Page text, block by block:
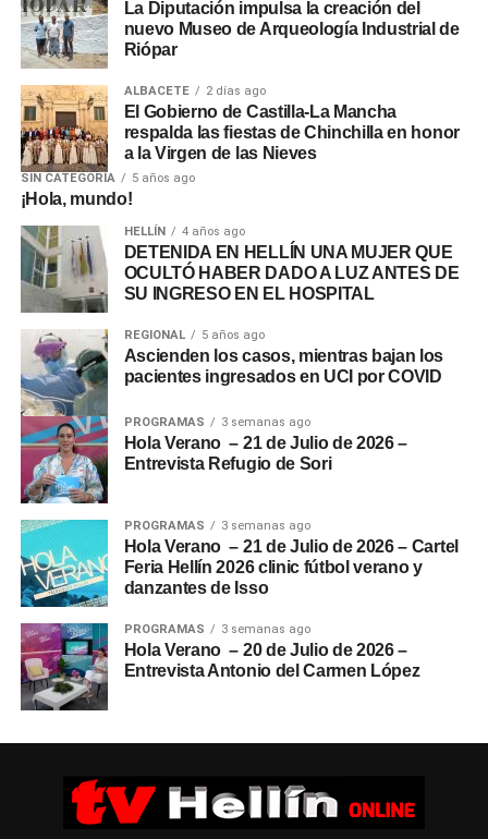
La Diputación impulsa la creación del
nuevo Museo de Arqueología Industrial de
Riópar
ALBACETE 2 días ago
El Gobierno de Castilla-La Mancha
respalda las fiestas de Chinchilla en honor
a la Virgen de las Nieves
SIN CATEGORÍA 5 años ago
¡Hola, mundo!
HELLÍN 4 años ago
DETENIDA EN HELLÍN UNA MUJER QUE
OCULTÓ HABER DADO A LUZ ANTES DE
SU INGRESO EN EL HOSPITAL
REGIONAL 5 años ago
Ascienden los casos, mientras bajan los
pacientes ingresados en UCI por COVID
PROGRAMAS 3 semanas ago
Hola Verano – 21 de Julio de 2026 –
Entrevista Refugio de Sori
PROGRAMAS 3 semanas ago
Hola Verano – 21 de Julio de 2026 – Cartel
Feria Hellín 2026 clinic fútbol verano y
danzantes de Isso
PROGRAMAS 3 semanas ago
Hola Verano – 20 de Julio de 2026 –
Entrevista Antonio del Carmen López